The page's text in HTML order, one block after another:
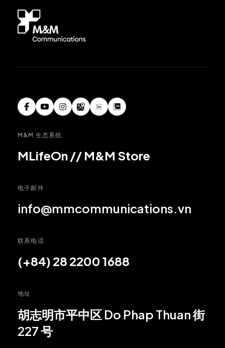
M&M 生态系统
MLifeOn // M&M Store
电子邮件
info@mmcommunications.vn
联系电话
(+84) 28 2200 1688
地址
胡志明市平中区 Do Phap Thuan 街
227 号